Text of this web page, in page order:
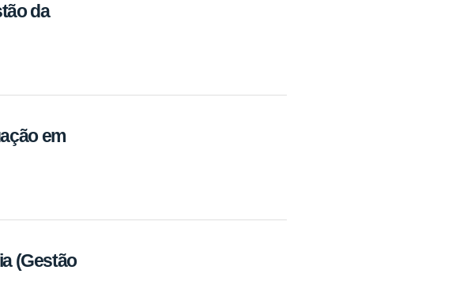
da
em
(Gestão